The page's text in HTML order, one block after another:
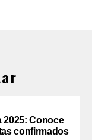
2025: Conoce
confirmados